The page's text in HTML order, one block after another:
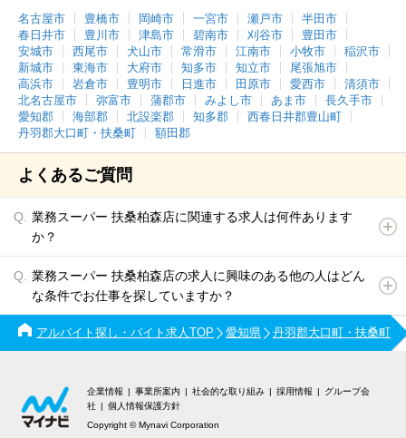
名古屋市 豊橋市 岡崎市 一宮市 瀬戸市
半田市
春日井市
豊川市 津島市 碧南市 刈谷市
豊田市
安城市
西尾市 犬山市 常滑市 江南市 小牧市
稲沢市
新城市
東海市 大府市 知多市 知立市
尾張旭市
高浜市
岩倉市 豊明市 日進市 田原市 愛西市
清須市
北名古屋市
弥富市 蒲郡市 みよし市 あま市
長久手市
愛知郡
海部郡 北設楽郡 知多郡
西春日井郡豊山町
丹羽郡大口町・扶桑町
額田郡
よくあるご質問
業務スーパー 扶桑柏森店に関連する求人は何件あります
か？
業務スーパー 扶桑柏森店の求人に興味のある他の人はどん
な条件でお仕事を探していますか？
アルバイト探し・バイト求人TOP 愛知県 丹羽郡大口町・扶桑町
企業情報 事業所案内 社会的な取り組み 採用情報
グループ会
社
個人情報保護方針
Copyright © Mynavi Corporation